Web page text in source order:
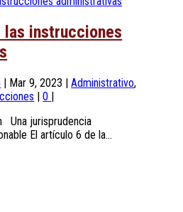
las instrucciones
| Mar 9, 2023 |Administrativo,
|0 |
Una jurisprudencia
El artículo 6 de la...